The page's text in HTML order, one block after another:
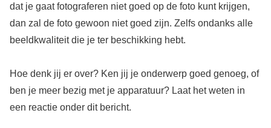
dat je gaat fotograferen niet goed op de foto kunt krijgen,
dan zal de foto gewoon niet goed zijn. Zelfs ondanks alle
beeldkwaliteit die je ter beschikking hebt.
Hoe denk jij er over? Ken jij je onderwerp goed genoeg, of
ben je meer bezig met je apparatuur? Laat het weten in
een reactie onder dit bericht.